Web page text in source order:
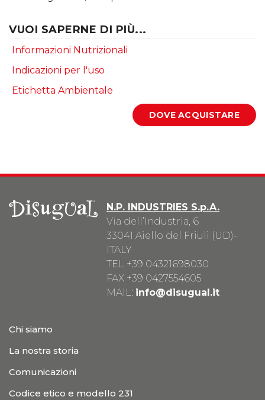
VUOI SAPERNE DI PIÙ...
Informazioni Nutrizionali
Indicazioni per l'uso
Etichetta Ambientale
N.P. INDUSTRIES S.p.A.
Via dell’Industria, 6
33041 Aiello del Friuli (UD)-
ITALY
TEL +39 04321698030
FAX +39 0427554605
MAIL: info@disugual.it
Chi siamo
La nostra storia
Comunicazioni
Codice etico e modello 231